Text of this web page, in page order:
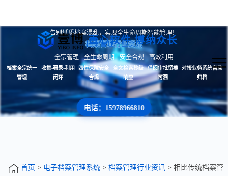
壹心软件 博纳众长
告别纸质档案混乱，实现全生命周期智能管理！
档案管理行业资讯
全宗管理 · 全生命周期 · 安全合规 · 高效利用
档案全宗统一
管理
收集-著录-利用
闭环
四性保障安全
合规
全文检索秒级
响应
借阅审批留痕
可溯
对接业务系统自动
归档
电话：15978966810
首页 > 电子档案管理系统> 档案管理行业资讯> 相比传统档案管